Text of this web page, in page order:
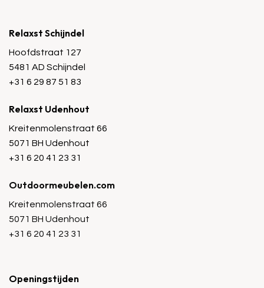
Relaxst Schijndel
Hoofdstraat 127
5481 AD Schijndel
+31 6 29 87 51 83
Relaxst Udenhout
Kreitenmolenstraat 66
5071 BH Udenhout
+31 6 20 41 23 31
Outdoormeubelen.com
Kreitenmolenstraat 66
5071 BH Udenhout
+31 6 20 41 23 31
Openingstijden